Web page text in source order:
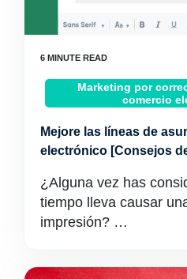
Marketing por
comercio
Mejore las líneas de
electrónico [Consejos
¿Alguna vez has
tiempo lleva causar
impresión? …